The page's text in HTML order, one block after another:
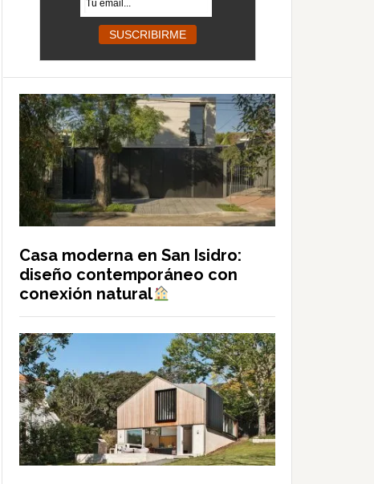
Casa moderna en San Isidro:
diseño contemporáneo con
conexión natural